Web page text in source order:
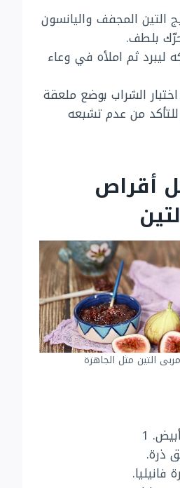
التين المجفف واليانسون
بلطف.
ليبرد ثم املأه في وعاء
الشراب بوضع ملعقة
من عدم تشبعه
أقراص
التين مثل الجاهزة